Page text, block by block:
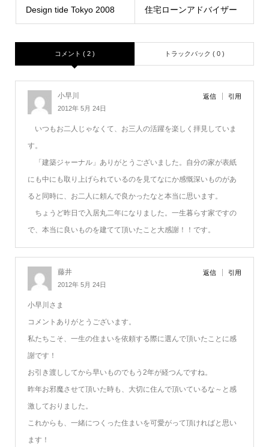
Design tide Tokyo 2008 住宅ローンアドバイザー
コメント ( 2 ) トラックバック ( 0 )
小早川
2012年 5月 24日
返信 引用
いつもお二人じゃなくて、お三人の活躍を楽しく拝見していま
す。
「建築ジャーナル」ありがとうございました。自分の家が表紙
にも中にも取り上げられているのを見てなにか感慨深いものがあ
ると同時に、お二人に頼んで良かったなと本当に思います。
ちょうど昨日で入居丸二年になりました。一生暮らす家ですの
で、本当に良いものを建てて頂いたこと大感謝！！です。
藤井
2012年 5月 24日
返信 引用
小早川さま
コメントありがとうございます。
私たちこそ、一生の住まいを依頼する際に選んで頂いたことに感
謝です！
お引き渡ししてから早いものでもう2年が経つんですね。
昨年お邪魔させて頂いた時も、大切に住んで頂いているな～と感
激しておりました。
これからも、一緒につくった住まいを可愛がって頂ければと思い
ます！